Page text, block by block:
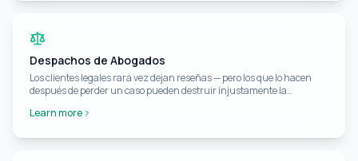
Despachos de Abogados
Los clientes legales rara vez dejan reseñas — pero los que lo hacen
después de perder un caso pueden destruir injustamente la
Learn more